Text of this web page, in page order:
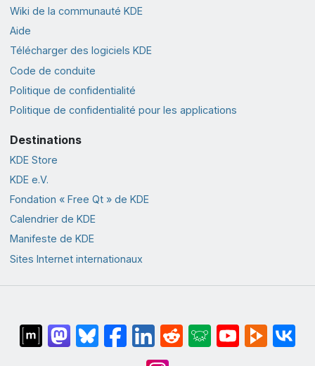
Wiki de la communauté KDE
Aide
Télécharger des logiciels KDE
Code de conduite
Politique de confidentialité
Politique de confidentialité pour les applications
Destinations
KDE Store
KDE e.V.
Fondation « Free Qt » de KDE
Calendrier de KDE
Manifeste de KDE
Sites Internet internationaux